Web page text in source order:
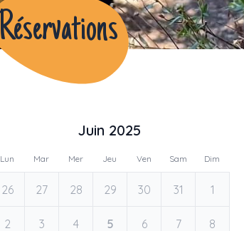
Réservations
Juin 2025
Lun Mar Mer Jeu Ven Sam Dim
26 27 28 29 30 31 1
2 3 4 5 6 7 8